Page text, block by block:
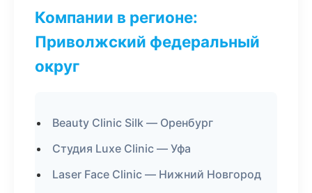
Компании в регионе:
Приволжский федеральный
округ
Beauty Clinic Silk — Оренбург
Студия Luxe Clinic — Уфа
Laser Face Clinic — Нижний Новгород